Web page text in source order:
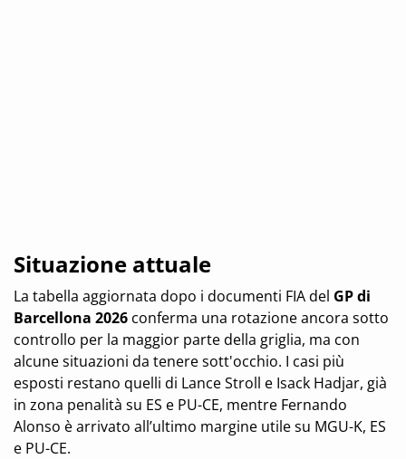
Situazione attuale
La tabella aggiornata dopo i documenti FIA del GP di
Barcellona 2026 conferma una rotazione ancora sotto
controllo per la maggior parte della griglia, ma con
alcune situazioni da tenere sott'occhio. I casi più
esposti restano quelli di Lance Stroll e Isack Hadjar, già
in zona penalità su ES e PU-CE, mentre Fernando
Alonso è arrivato all’ultimo margine utile su MGU-K, ES
e PU-CE.